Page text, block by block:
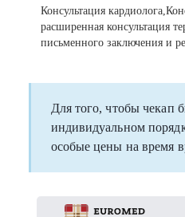
Консультация
расширенная консультация
письменного заключения и
Для того, чтобы чекап
индивидуальном
особые цены на время